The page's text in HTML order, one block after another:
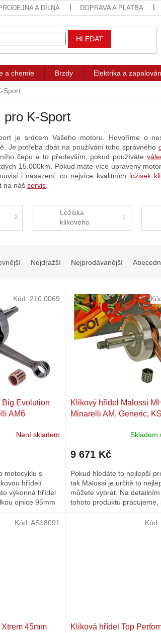
A DÍLNA DOPRAVA A PLATBA
HLEDAT
a chemie Brzdy Elektrika a
Sport
pro K-Sport
je srdcem Vašeho motoru. Hovoříme o
Je potřeba dbát na používání toho správného
čepu a to především, pokud používáte
15.000km. Pokud máte více upravený
i nasazení, co nejvíce kvalitních ložisek
na náš servis
Ložiska
klikového
hřídele
Nejdražší Nejprodávanější
Evolution
AM6
Není skladem
motocyklu s
hřídelí
výkonná hřídel
ojnice 95mm
Kód: 210.0069
Klikový hřídel Malossi
Minarelli AM, Generic,
1E40MA, 1E40MBSkladem
9 671 Kč
Pokud hledáte to nejlepší
tak Malossi je určitě to
můžete vybrat. Na
tohoto produktu pracujeme,
dotazy tak nás neváhejte...
45mm
Kód: AS18091
Kliková hřídel Top
Kód: